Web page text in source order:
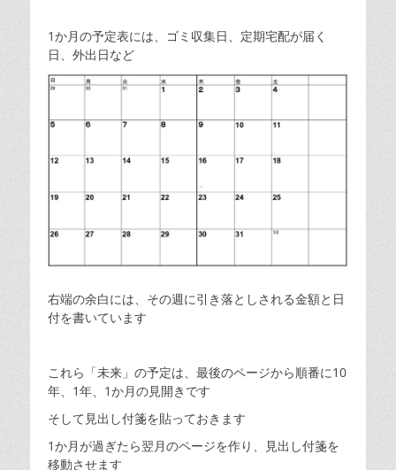
1か月の予定表には、ゴミ収集日、定期宅配が届く
日、外出日など
右端の余白には、その週に引き落としされる金額と日
付を書いています
これら「未来」の予定は、最後のページから順番に10
年、1年、1か月の見開きです
そして見出し付箋を貼っておきます
1か月が過ぎたら翌月のページを作り、見出し付箋を
移動させます